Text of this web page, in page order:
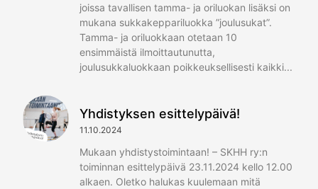
joissa tavallisen tamma- ja oriluokan lisäksi on
mukana sukkakeppariluokka ”joulusukat”.
Tamma- ja oriluokkaan otetaan 10
ensimmäistä ilmoittautunutta,
joulusukkaluokkaan poikkeuksellisesti kaikki
Yhdistyksen esittelypäivä!
11.10.2024
Mukaan yhdistystoimintaan! – SKHH ry:n
toiminnan esittelypäivä 23.11.2024 kello 12.00
alkaen. Oletko halukas kuulemaan mitä